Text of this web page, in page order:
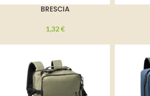
BRESCIA
1,32€